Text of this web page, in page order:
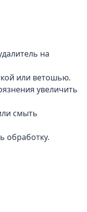
на
или ветошью.
увеличить
смыть
обработку.